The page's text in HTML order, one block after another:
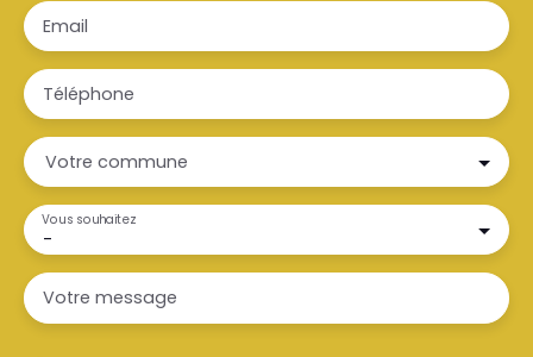
Email
Téléphone
Votre commune
-
Vous souhaitez
Votre message